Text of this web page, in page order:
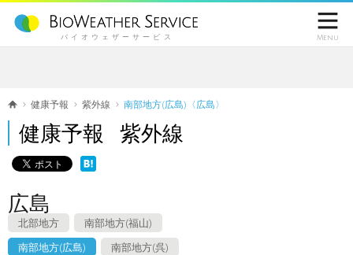
バイオウェザーサービス

Menu
健康予報 紫外線 南部地方(広島)〈広島〉
健康予報 紫外線
広島
北部地方 南部地方(福山)
南部地方(広島) 南部地方(呉)